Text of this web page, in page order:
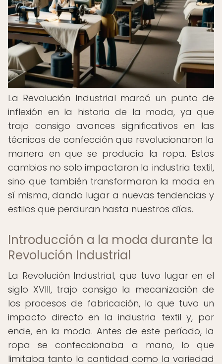
La Revolución Industrial marcó un punto de
inflexión en la historia de la moda, ya que
trajo consigo avances significativos en las
técnicas de confección que revolucionaron la
manera en que se producía la ropa. Estos
cambios no solo impactaron la industria textil,
sino que también transformaron la moda en
sí misma, dando lugar a nuevas tendencias y
estilos que perduran hasta nuestros días.
Introducción a la moda durante la
Revolución Industrial
La Revolución Industrial, que tuvo lugar en el
siglo XVIII, trajo consigo la mecanización de
los procesos de fabricación, lo que tuvo un
impacto directo en la industria textil y, por
ende, en la moda. Antes de este período, la
ropa se confeccionaba a mano, lo que
limitaba tanto la cantidad como la variedad